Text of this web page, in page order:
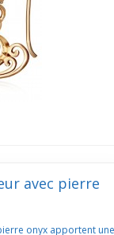
avec pierre
onyx apportent une